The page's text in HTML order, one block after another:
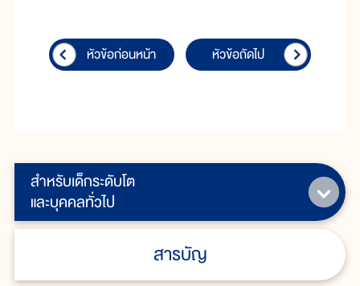
สำหรับเด็กระดับโต
และบุคคลทั่วไป
สารบัญ
หัวข้อก่อนหน้า หัวข้อถัดไป